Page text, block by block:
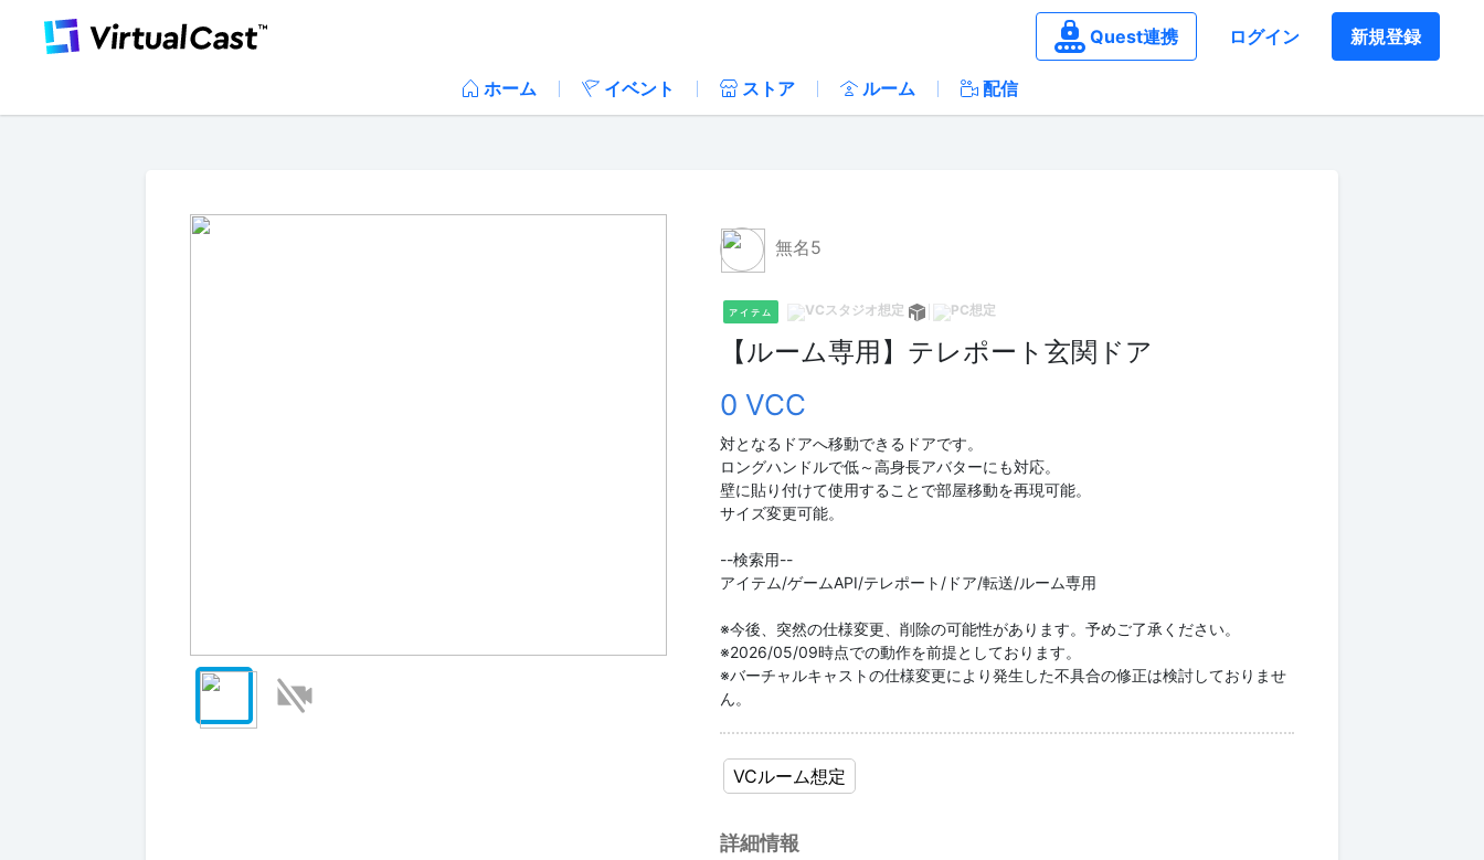
Quest連携 ログイン 新規登録
ホーム イベント ストア ルーム 配信
無名5
アイテム
【ルーム専用】テレポート玄関ドア
0 VCC
対となるドアへ移動できるドアです。
ロングハンドルで低～高身長アバターにも対応。
壁に貼り付けて使用することで部屋移動を再現可能。
サイズ変更可能。
--検索用--
アイテム/ゲームAPI/テレポート/ドア/転送/ルーム専用
※今後、突然の仕様変更、削除の可能性があります。予めご了承ください。
※2026/05/09時点での動作を前提としております。
※バーチャルキャストの仕様変更により発生した不具合の修正は検討しておりませ
ん。
VCルーム想定
詳細情報